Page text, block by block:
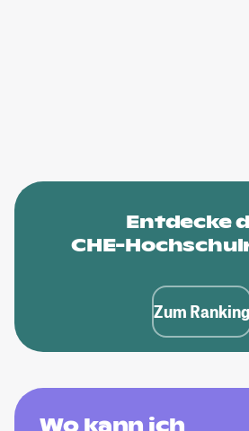
Entdecke
CHE-
Zum Ranking
Wo kann ich